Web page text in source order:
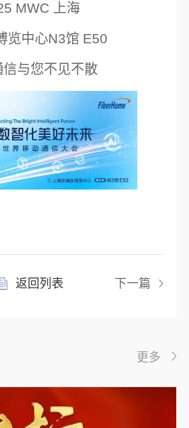
MWC 上海
览中心N3馆 E50
信与您不见不散
返回列表 下一篇
更多